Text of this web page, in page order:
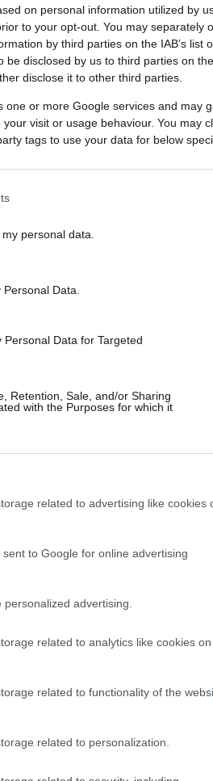
on personal information utilized by
to your opt-out. You may separately
by third parties on the IAB’s list
be disclosed by us to third parties on the
disclose it to other third parties.
one or more Google services and may
visit or usage behaviour. You may
tags to use your data for below
personal data.
Data.
Data for Targeted
Retention, Sale, and/or Sharing
with the Purposes for which it
related to advertising like cookies
to Google for online advertising
advertising.
related to analytics like cookies on
related to functionality of the
related to personalization.
is jegyezték
egy-egy
- újra
üzenete
Vegyél el,
elején még